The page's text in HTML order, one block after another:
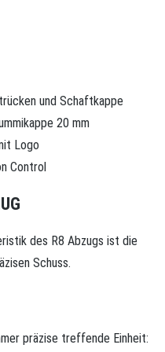
und Schaftkappe
20 mm
Logo
Control
des R8 Abzugs ist die
Schuss.
präzise treffende Einheit: